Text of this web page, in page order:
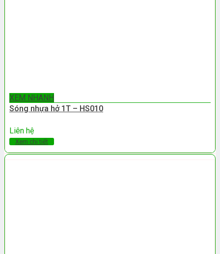
XEM NHANH
Sóng nhựa hở 1T – HS010
Liên hệ
Xem chi tiết